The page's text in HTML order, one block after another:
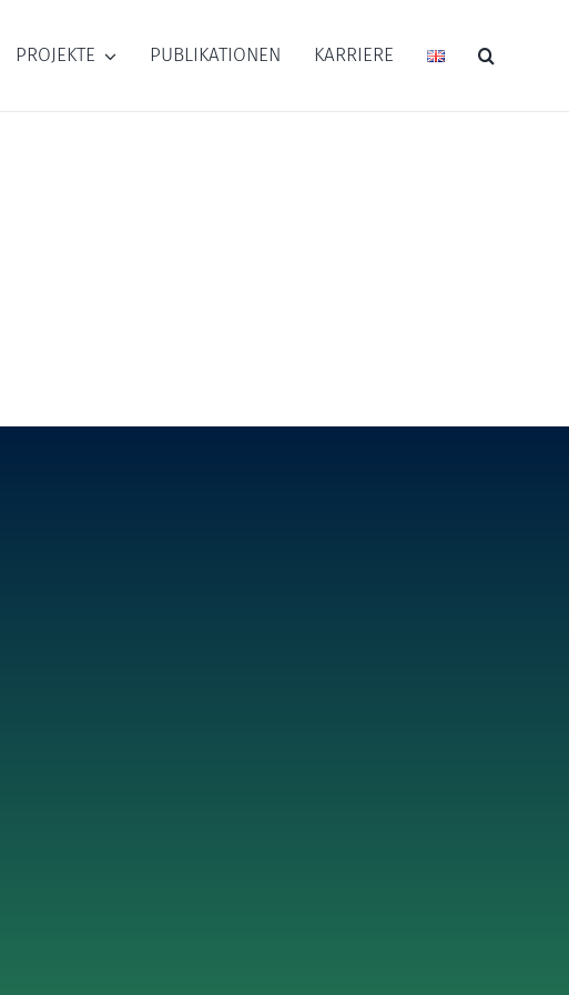
PROJEKTE PUBLIKATIONEN KARRIERE